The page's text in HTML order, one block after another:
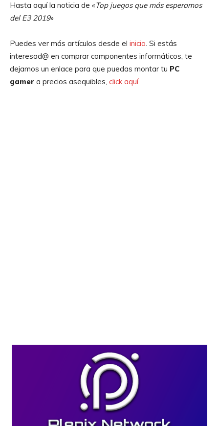
Hasta aquí la noticia de «Top juegos que más esperamos
del E3 2019»
Puedes ver más artículos desde el inicio. Si estás
interesad@ en comprar componentes informáticos, te
dejamos un enlace para que puedas montar tu PC
gamer a precios asequibles, click aquí